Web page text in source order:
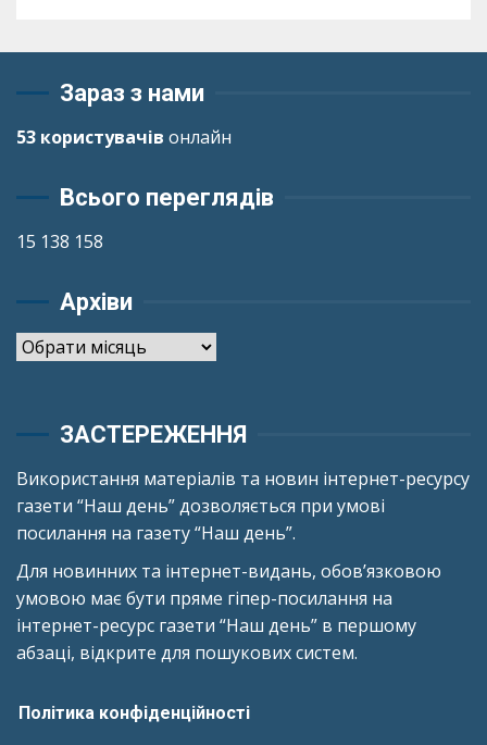
Зараз з нами
53 користувачів онлайн
Всього переглядів
15 138 158
Архіви
Архіви
ЗАСТЕРЕЖЕННЯ
Використання матеріалів та новин інтернет-ресурсу
газети “Наш день” дозволяється при умові
посилання на газету “Наш день”.
Для новинних та інтернет-видань, обов’язковою
умовою має бути пряме гіпер-посилання на
інтернет-ресурс газети “Наш день” в першому
абзаці, відкрите для пошукових систем.
Політика конфіденційності